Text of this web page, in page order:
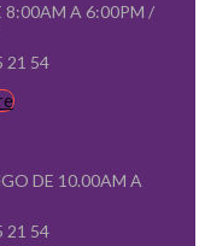
8:00AM A 6:00PM /
21 54
DE 10.00AM A
21 54